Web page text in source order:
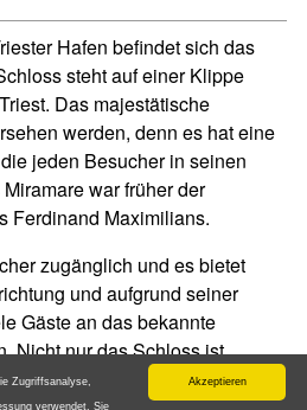
Hafen befindet sich das
steht auf einer Klippe
Das majestätische
werden, denn es hat eine
jeden Besucher in seinen
war früher der
Ferdinand Maximilians.
zugänglich und es bietet
und aufgrund seiner
Gäste an das bekannte
Nicht nur das Schloss ist
seine Lage sowie derAkzeptieren
Zugriffsanalyse,
verwendet. Sie